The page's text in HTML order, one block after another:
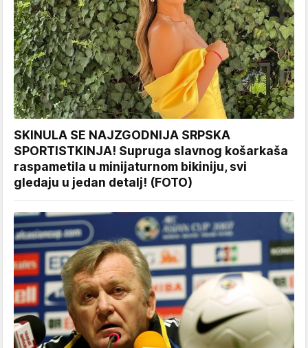
SKINULA SE NAJZGODNIJA SRPSKA
SPORTISTKINJA! Supruga slavnog košarkaša
raspametila u minijaturnom bikiniju, svi
gledaju u jedan detalj! (FOTO)